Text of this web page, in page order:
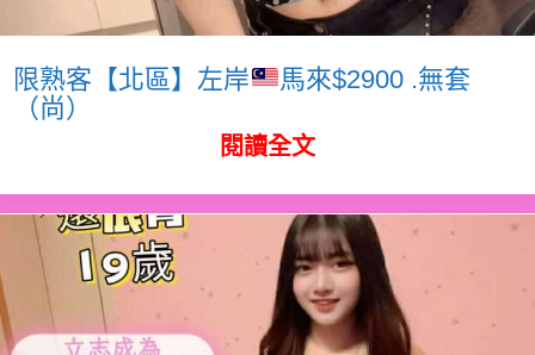
限熟客【北區】左岸
馬來$2900 .無套
（尚）
閱讀全文